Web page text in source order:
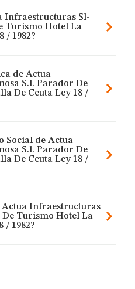
Infraestructuras Sl-
Turismo Hotel La
/ 1982?
de Actua
S.l. Parador De
De Ceuta Ley 18 /
Social de Actua
S.l. Parador De
De Ceuta Ley 18 /
Actua Infraestructuras
De Turismo Hotel La
/ 1982?